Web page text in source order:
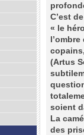
C’est
« le
(Artus
soient
La
des